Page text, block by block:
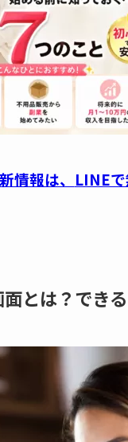
情報は、 LINEで
とは？でき